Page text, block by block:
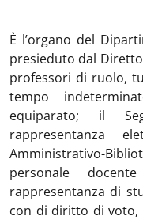
È l’organo del
presieduto dal
professori di ruolo,
tempo
equiparato; il
rappresentanza
Amministrativo-
personale
rappresentanza di
con di diritto di